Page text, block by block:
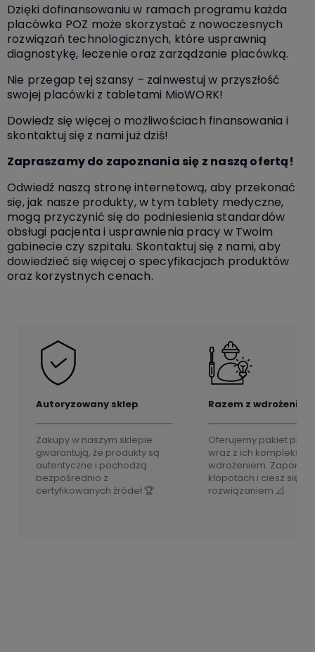
Dzięki dofinansowaniu w ramach programu każda
placówka POZ może skorzystać z nowoczesnych
rozwiązań technologicznych, które usprawnią
diagnostykę, leczenie oraz zarządzanie placówką.
Nie przegap tej szansy – zainwestuj w przyszłość
swojej placówki z tabletami MioWORK!
Dowiedz się więcej o możliwościach finansowania i
skontaktuj się z nami już dziś!
Zapraszamy do zapoznania się z naszą ofertą!
Odwiedź naszą stronę internetową, aby przekonać
się, jak nasze produkty, w tym tablety medyczne,
mogą przyczynić się do podniesienia standardów
obsługi pacjenta i usprawnienia pracy w Twoim
gabinecie czy szpitalu. Skontaktuj się z nami, aby
dowiedzieć się więcej o specyfikacjach produktów
oraz korzystnych cenach.
Autoryzowany sklep
Zakupy w naszym sklepie
gwarantują, że produkty są
autentyczne i pochodzą
bezpośrednio z
certyfikowanych źródeł 🏆
Razem z wdrożeniem
Oferujemy pakiet
wraz z ich
wdrożeniem.
kłopotach i ciesz się
rozwiązaniem 📐